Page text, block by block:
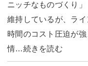
ニッチなものづくり
維持しているが、ラ
時間のコスト圧迫が
情…続きを読む